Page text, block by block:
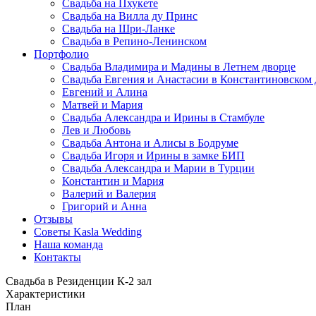
Свадьба на Пхукете
Свадьба на Вилла ду Принс
Свадьба на Шри-Ланке
Свадьба в Репино-Ленинском
Портфолио
Свадьба Владимира и Мадины в Летнем дворце
Свадьба Евгения и Анастасии в Константиновском
Евгений и Алина
Матвей и Мария
Свадьба Александра и Ирины в Стамбуле
Лев и Любовь
Свадьба Антона и Алисы в Бодруме
Свадьба Игоря и Ирины в замке БИП
Свадьба Александра и Марии в Турции
Константин и Мария
Валерий и Валерия
Григорий и Анна
Отзывы
Советы Kasla Wedding
Наша команда
Контакты
Свадьба в Резиденции К-2 зал
Характеристики
План